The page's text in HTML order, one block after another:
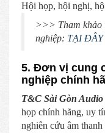
Hội họp, hội nghị,
>>> Tham khảo
nghiệp: TẠI ĐÂY
5. Đơn vị cung
nghiệp chính
T&C Sài Gòn Audio
họp chính hãng, uy
nghiên cứu âm